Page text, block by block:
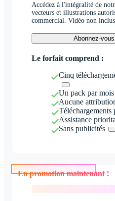
Accédez à l'intégralité de
vecteurs et illustrations
commercial. Vidéo non
Abonnez-
Le forfait comprend :
Cinq
Un pack par mois
Aucune
Téléchargements
Assistance
Sans publicités
En promotion maintenant !